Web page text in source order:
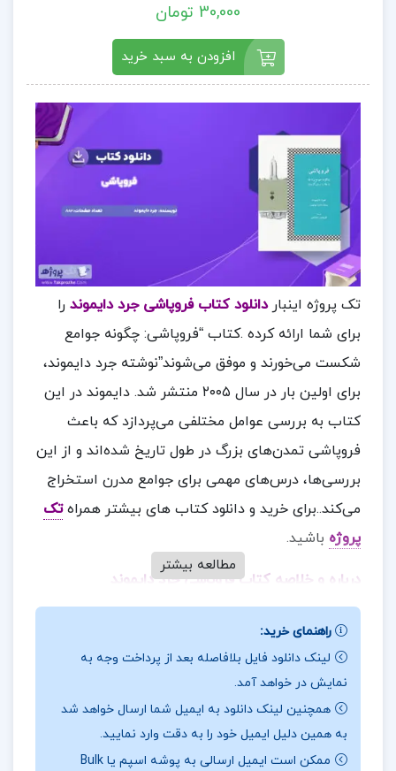
30,000 تومان
افزودن به سبد خرید
تک پروژه اینبار دانلود کتاب فروپاشی جرد دایموند را
برای شما ارائه کرده .کتاب “فروپاشی: چگونه جوامع
شکست می‌خورند و موفق می‌شوند”نوشته جرد دایموند،
برای اولین بار در سال ۲۰۰۵ منتشر شد. دایموند در این
کتاب به بررسی عوامل مختلفی می‌پردازد که باعث
فروپاشی تمدن‌های بزرگ در طول تاریخ شده‌اند و از این
بررسی‌ها، درس‌های مهمی برای جوامع مدرن استخراج
می‌کند..برای خرید و دانلود کتاب های بیشتر همراهتک
پروژه باشید.
درباره و خلاصه کتاب فروپاشی جرد دایموند
تحلیل‌های جامع و دقیق: دایموند با استفاده از
تحلیل‌های جامع و دقیق، تصویر روشنی از علل فروپاشی
تمدن‌ها ارائه می‌دهد.
روایت تاریخی جذاب: داستان‌های تاریخی-فرهنگی
جذاب و شگفت‌انگیزی که خواننده را به دنیای گذشته
مطالعه بیشتر
راهنمای خرید:
لینک دانلود فایل بلافاصله بعد از پرداخت وجه به
نمایش در خواهد آمد.
همچنین لینک دانلود به ایمیل شما ارسال خواهد شد
به همین دلیل ایمیل خود را به دقت وارد نمایید.
ممکن است ایمیل ارسالی به پوشه اسپم یا Bulk